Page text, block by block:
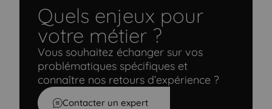
Quels enjeux pour
votre métier ?
Vous souhaitez échanger sur vos
problématiques spécifiques et
connaître nos retours d’expérience ?
Contacter un expert